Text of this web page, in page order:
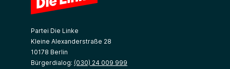
Partei Die Linke
Kleine Alexanderstraße 28
10178 Berlin
Bürgerdialog: (030) 24 009 999